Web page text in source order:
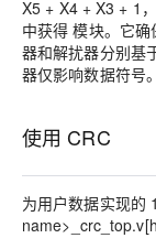
X5 + X4 + X3 + 1
中获得 模块。它
器和解扰器分别基
器仅影响数据符号。
使用 CRC
为用户数据实现的